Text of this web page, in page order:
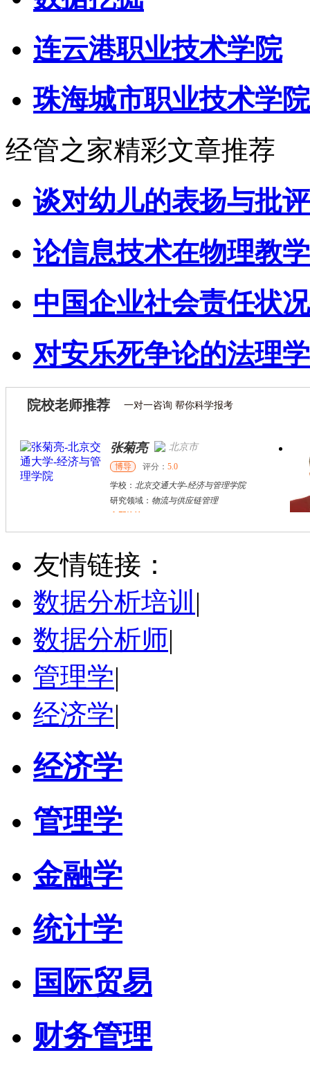
连云港职业技术学院
珠海城市职业技术学院
经管之家精彩文章推荐
谈对幼儿的表扬与批
论信息技术在物理教
中国企业社会责任状
对安乐死争论的法理
院校老师推荐 一对一咨询 帮你科学报考
张菊亮 北京市
博导 评分： 5.0
学校： 北京交通大学-经济与管理学院
研究领域： 物流与供应链管理
冉丽敏 其他
硕导
学校：安阳工学院
立即咨询
友情链接：
数据分析培训 |
数据分析师|
管理学|
经济学|
经济学
管理学
金融学
统计学
国际贸易
财务管理